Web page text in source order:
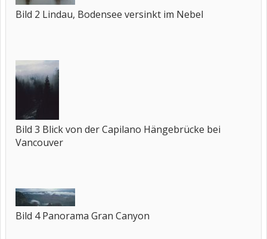
Bild 2 Lindau, Bodensee versinkt im Nebel
Bild 3 Blick von der Capilano Hängebrücke bei
Vancouver
Bild 4 Panorama Gran Canyon